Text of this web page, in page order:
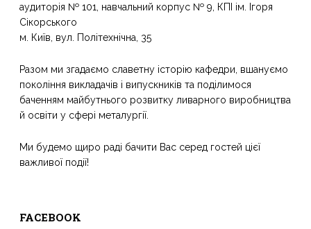
аудиторія № 101, навчальний корпус № 9, КПІ ім. Ігоря
Сікорського
м. Київ, вул. Політехнічна, 35
Разом ми згадаємо славетну історію кафедри, вшануємо
покоління викладачів і випускників та поділимося
баченням майбутнього розвитку ливарного виробництва
й освіти у сфері металургії.
Ми будемо щиро раді бачити Вас серед гостей цієї
важливої події!
FACEBOOK